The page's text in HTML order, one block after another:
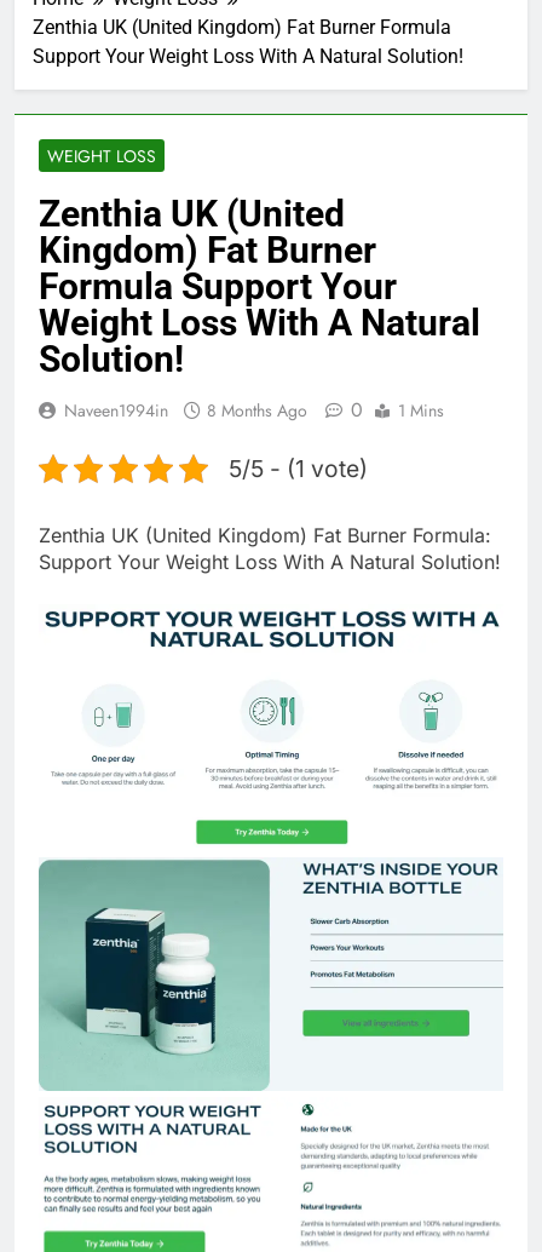
Zenthia UK (United Kingdom) Fat Burner Formula
Support Your Weight Loss With A Natural Solution!
WEIGHT LOSS
Zenthia UK (United
Kingdom) Fat Burner
Formula Support Your
Weight Loss With A Natural
Solution!
Naveen1994in 8 Months Ago 0 1 Mins
5/5 - (1 vote)
Zenthia UK (United Kingdom) Fat Burner Formula:
Support Your Weight Loss With A Natural Solution!